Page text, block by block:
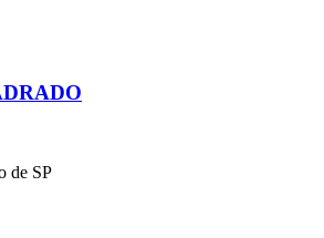
de SP